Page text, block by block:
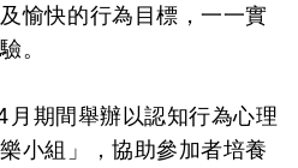
愉快的行為目標，一一實
。
期間舉辦以認知行為心理
小組」，協助參加者培養